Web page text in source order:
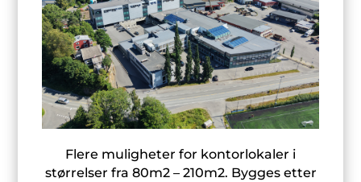
Flere muligheter for kontorlokaler i
størrelser fra 80m2 – 210m2. Bygges etter